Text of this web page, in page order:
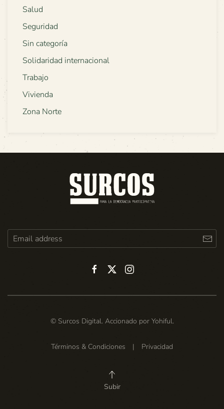
Salud
Seguridad
Sin categoría
Solidaridad internacional
Trabajo
Vivienda
Zona Norte
© Surcos Digital. Accionado por Yohiful.
Términos & Condiciones | Privacidad
Subir